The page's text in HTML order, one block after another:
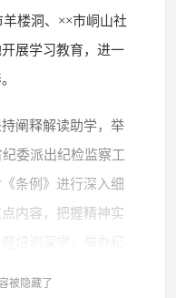
楼洞、××市峒山社
展学习教育，进一
阐释解读助学，举
委派出纪检监察工
条例》进行深入细
内容，把握精神实
被隐藏了